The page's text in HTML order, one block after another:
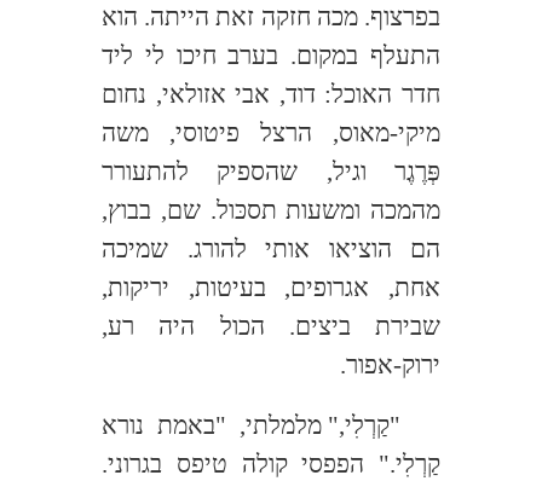
בפרצוף. מכה חזקה זאת הייתה. הוא
התעלף במקום. בערב חיכו לי ליד
חדר האוכל: דוד, אבי אזולאי, נחום
מיקי-מאוס, הרצל פיטוסי, משה
פְּרֶגֶר וגיל, שהספיק להתעורר
מהמכה ומשעות תסכּול. שם, בבוץ,
הם הוציאו אותי להורג. שמיכה
אחת, אגרופים, בעיטות, יריקות,
שבירת ביצים. הכול היה רע,
ירוק-אפור.
"קַרְלִי," מלמלתי, "באמת נורא
קַרְלִי." הפפסי קולה טיפס בגרוני.